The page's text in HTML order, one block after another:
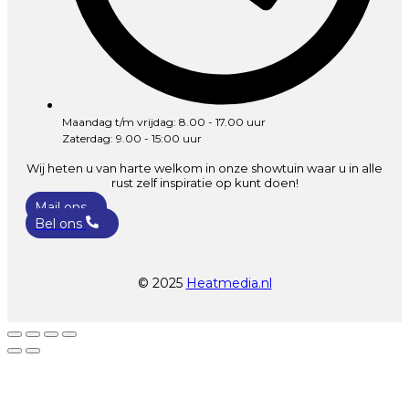
Maandag t/m vrijdag: 8.00 - 17.00 uur
Zaterdag: 9.00 - 15:00 uur
Wij heten u van harte welkom in onze showtuin waar u in alle
rust zelf inspiratie op kunt doen!
Mail ons
Bel ons
© 2025 Heatmedia.nl